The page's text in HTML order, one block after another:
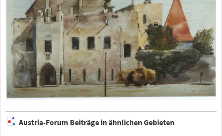
Austria-Forum Beiträge in ähnlichen Gebieten